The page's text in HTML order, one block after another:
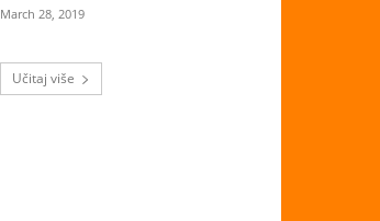
March 28, 2019
Učitaj više